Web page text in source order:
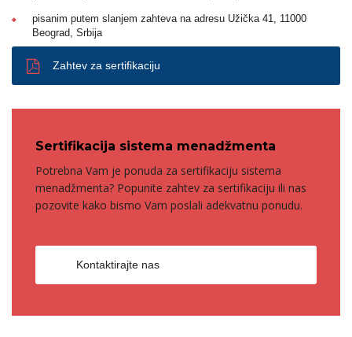
pisanim putem slanjem zahteva na adresu Užička 41, 11000
Beograd, Srbija
Zahtev za sertifikaciju
Sertifikacija sistema menadžmenta
Potrebna Vam je ponuda za sertifikaciju sistema
menadžmenta? Popunite zahtev za sertifikaciju ili nas
pozovite kako bismo Vam poslali adekvatnu ponudu.
Kontaktirajte nas